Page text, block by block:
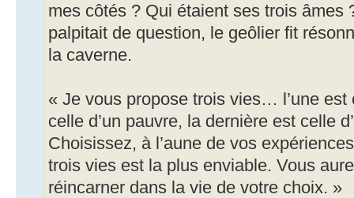
mes côtés ? Qui étaient ses trois âmes
palpitait de question, le geôlier fit
la caverne.
« Je vous propose trois vies… l’une est
celle d’un pauvre, la dernière est celle
Choisissez, à l’aune de vos
trois vies est la plus enviable. Vous
réincarner dans la vie de votre choix. »